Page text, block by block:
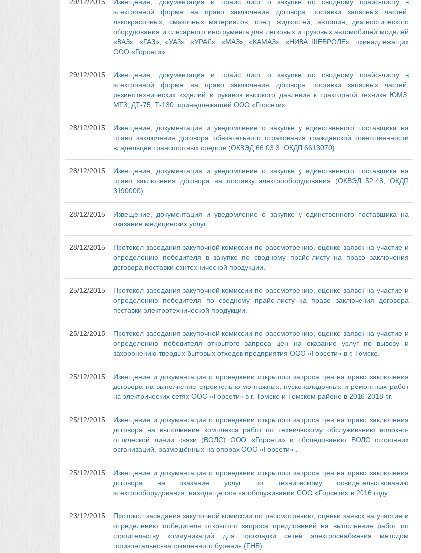
29/12/2015
Извещение, документация и прайс лист о закупке по сводному прайс-листу в
электронной форме на право заключения договора поставки запасных частей,
лакокрасочных, смазочных материалов, спец. жидкостей, автошин, диагностического
оборудования и слесарного инструмента для легковых и грузовых автомобилей моделей
«ВАЗ», «ГАЗ», «УАЗ», «УРАЛ», «МАЗ», «КАМАЗ», «НИВА ШЕВРОЛЕ», принадлежащих
ООО «Горсети».
29/12/2015
Извещение, документация и прайс лист о закупке по сводному прайс-листу в
электронной форме на право заключения договора поставки запасных частей,
резинотехнических изделий и рукавов высокого давления к тракторной технике ЮМЗ,
МТЗ, ДТ-75, Т-130, принадлежащей ООО «Горсети».
28/12/2015
Извещение, документация и уведомление о закупке у единственного поставщика на
право заключения договора обязательного страхования гражданской ответственности
владельцев транспортных средств (ОКВЭД 66.03.3, ОКДП 6613070).
28/12/2015
Извещение, документация и уведомление о закупке у единственного поставщика на
право заключения договора на поставку электрооборудования (ОКВЭД 52.48, ОКДП
3190000).
28/12/2015
Извещение, документация и уведомление о закупке у единственного поставщика на
оказание медицинских услуг.
28/12/2015
Протокол заседания закупочной комиссии по рассмотрению, оценке заявок на участие и
определению победителя в закупке по сводному прайс-листу на право заключения
договора поставки сантехнической продукции.
25/12/2015
Протокол заседания закупочной комиссии по рассмотрению, оценке заявок на участие и
определению победителя по сводному прайс-листу на право заключения договора
поставки электротехнической продукции.
25/12/2015
Протокол заседания закупочной комиссии по рассмотрению, оценке заявок на участие и
определению победителя открытого запроса цен на оказание услуг по вывозу и
захоронению твердых бытовых отходов предприятия ООО «Горсети» в г. Томске.
25/12/2015
Извещение и документация о проведении открытого запроса цен на право заключения
договора на выполнение строительно-монтажных, пусконаладочных и ремонтных работ
на электрических сетях ООО «Горсети» в г. Томске и Томском районе в 2016-2018 г.г.
25/12/2015
Извещение и документация о проведении открытого запроса цен на право заключения
договора на выполнение комплекса работ по техническому обслуживанию волокно-
оптической линии связи (ВОЛС) ООО «Горсети» и обследованию ВОЛС сторонних
организаций, размещённых на опорах ООО «Горсети» .
25/12/2015
Извещение и документация о проведении открытого запроса цен на право заключения
договора на оказание услуг по техническому освидетельствованию
электрооборудования, находящегося на обслуживании ООО «Горсети» в 2016 году .
23/12/2015
Протокол заседания закупочной комиссии по рассмотрению, оценки заявок на участие и
определению победителя открытого запроса предложений на выполнение работ по
строительству коммуникаций для прокладки сетей электроснабжения методом
горизонтально-направленного бурения (ГНБ).